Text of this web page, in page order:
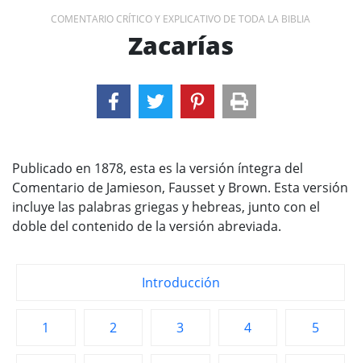
COMENTARIO CRÍTICO Y EXPLICATIVO DE TODA LA BIBLIA
Zacarías
Publicado en 1878, esta es la versión íntegra del
Comentario de Jamieson, Fausset y Brown. Esta versión
incluye las palabras griegas y hebreas, junto con el
doble del contenido de la versión abreviada.
Introducción
1 2 3 4 5